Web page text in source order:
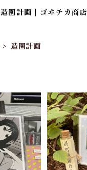
造園計画 | ゴヰチカ商店
造園計画